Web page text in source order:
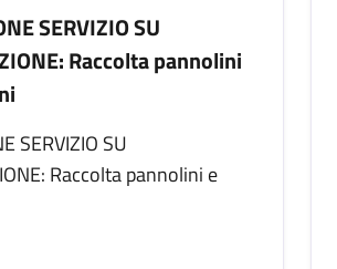
SERVIZIO SU
Raccolta pannolini
SERVIZIO SU
Raccolta pannolini e